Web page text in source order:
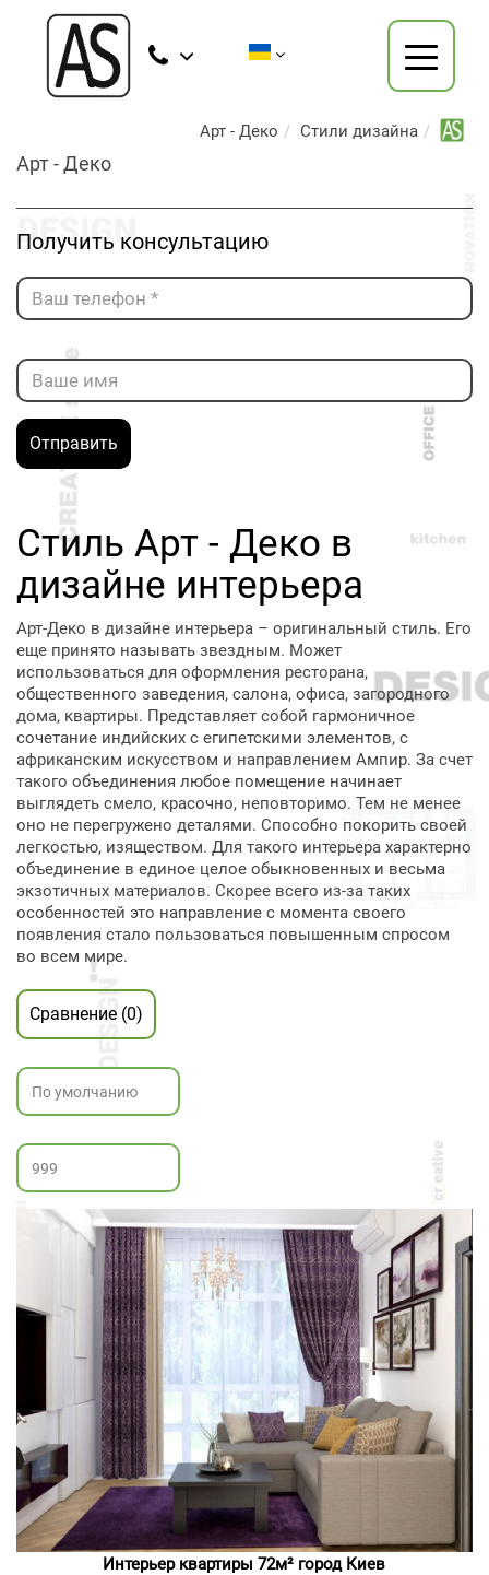
Стили дизайна
Арт - Деко
Арт - Деко
Получить консультацию
Отправить
Стиль Арт - Деко в
дизайне интерьера
Арт-Деко в дизайне интерьера – оригинальный стиль. Его
еще принято называть звездным. Может
использоваться для оформления ресторана,
общественного заведения, салона, офиса, загородного
дома, квартиры. Представляет собой гармоничное
сочетание индийских с египетскими элементов, с
африканским искусством и направлением Ампир. За счет
такого объединения любое помещение начинает
выглядеть смело, красочно, неповторимо. Тем не менее
оно не перегружено деталями. Способно покорить своей
легкостью, изяществом. Для такого интерьера характерно
объединение в единое целое обыкновенных и весьма
экзотичных материалов. Скорее всего из-за таких
особенностей это направление с момента своего
появления стало пользоваться повышенным спросом
во всем мире.
Сравнение (0)
Интерьер квартиры 72м² город Киев